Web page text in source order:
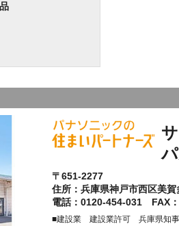
〒651-2277
住所：兵庫県神戸市西区美
電話：0120-454-031 FAX
■建設業 建設業許可 兵庫県知事